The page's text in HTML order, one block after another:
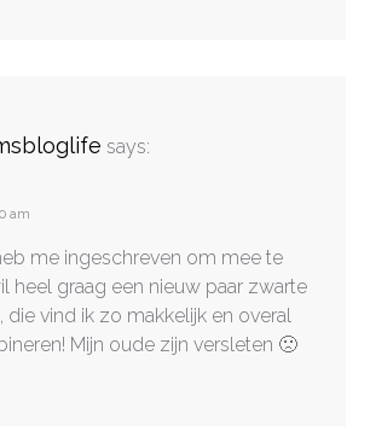
says:
am
me ingeschreven om mee te
heel graag een nieuw paar zwarte
die vind ik zo makkelijk en overal
Mijn oude zijn versleten 🙁